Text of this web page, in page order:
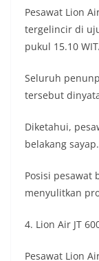
Pesawat Lion
tergelincir di
pukul 15.10
Seluruh
tersebut
Diketahui,
belakang sayap.
Posisi
menyulitkan
4. Lion Air JT
Pesawat Lion